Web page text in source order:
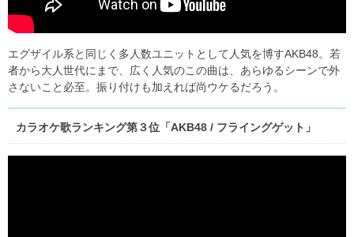
エグザイル系と同じく多人数ユニットとして人気を博すAKB48。若
者から大人世代にまで、広く人気のこの曲は、あらゆるシーンで外
さないこと必至。振り付けも加えれば尚ウケるだろう。
カラオケ歌ランキング第３位「AKB48 / フライングゲット」